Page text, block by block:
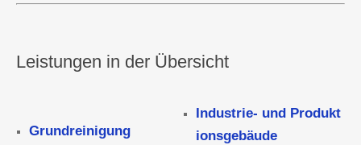
Leistungen in der Übersicht
Grundreinigung
Industrie- und Produkt
ionsgebäude